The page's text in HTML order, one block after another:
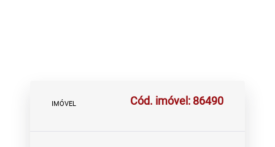
IMÓVEL Cód. imóvel: 86490